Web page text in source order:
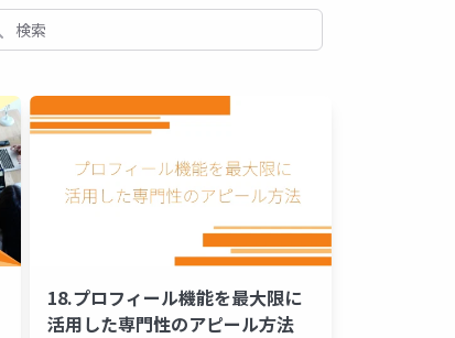
18.プロフィール機能を最大限に
活用した専門性のアピール方法